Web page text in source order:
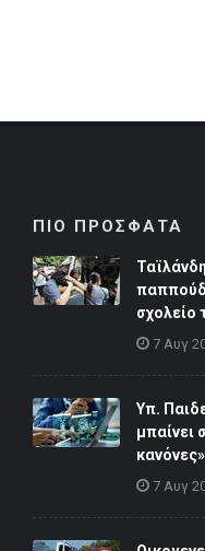
ΠΙΟ ΠΡΟΣΦΑΤΑ
σχολείο
7 Αυγ
Υπ.
μπαίνει
κανόνες»
7 Αυγ